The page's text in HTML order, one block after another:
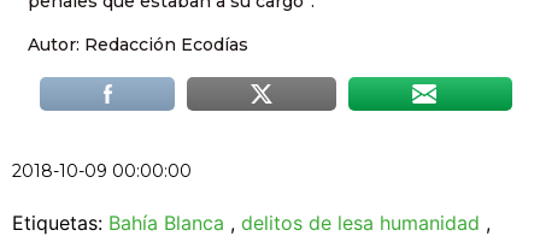
Autor: Redacción Ecodías
2018-10-09 00:00:00
Etiquetas: Bahía Blanca , delitos de lesa humanidad ,